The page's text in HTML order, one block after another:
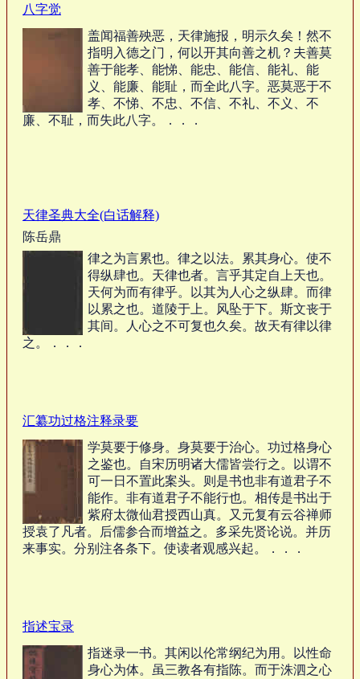
八字觉
盖闻福善殃恶，天律施报，明示久矣！然不
指明入德之门，何以开其向善之机？夫善莫
善于能孝、能悌、能忠、能信、能礼、能
义、能廉、能耻，而全此八字。恶莫恶于不
孝、不悌、不忠、不信、不礼、不义、不
廉、不耻，而失此八字。．．．
天律圣典大全(白话解释)
陈岳鼎
律之为言累也。律之以法。累其身心。使不
得纵肆也。天律也者。言乎其定自上天也。
天何为而有律乎。以其为人心之纵肆。而律
以累之也。道陵于上。风坠于下。斯文丧于
其间。人心之不可复也久矣。故天有律以律
之。．．．
汇纂功过格注释录要
学莫要于修身。身莫要于治心。功过格身心
之鉴也。自宋历明诸大儒皆尝行之。以谓不
可一日不置此案头。则是书也非有道君子不
能作。非有道君子不能行也。相传是书出于
紫府太微仙君授西山真。又元复有云谷禅师
授袁了凡者。后儒参合而增益之。多采先贤论说。并历
来事实。分别注各条下。使读者观感兴起。．．．
指述宝录
指迷录一书。其闲以伦常纲纪为用。以性命
身心为体。虽三教各有指陈。而于洙泗之心